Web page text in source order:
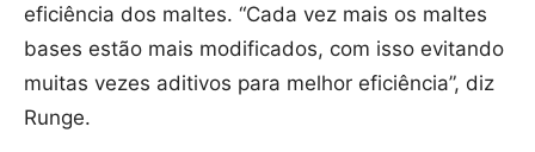
eficiência dos maltes. “Cada vez mais os maltes
bases estão mais modificados, com isso evitando
muitas vezes aditivos para melhor eficiência”, diz
Runge.